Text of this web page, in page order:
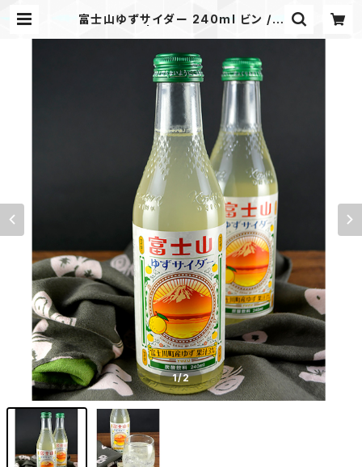
富士山ゆずサイダー 240ml ビン / 2
1/2